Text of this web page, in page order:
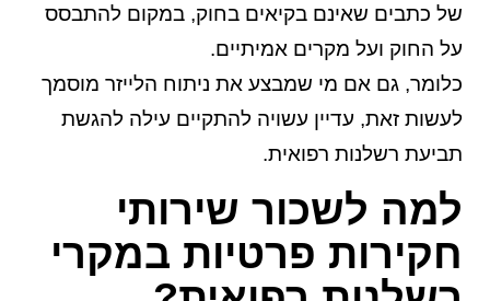
של כתבים שאינם בקיאים בחוק, במקום להתבסס
על החוק ועל מקרים אמיתיים.
כלומר, גם אם מי שמבצע את ניתוח הלייזר מוסמך
לעשות זאת, עדיין עשויה להתקיים עילה להגשת
תביעת רשלנות רפואית.
למה לשכור שירותי
חקירות פרטיות במקרי